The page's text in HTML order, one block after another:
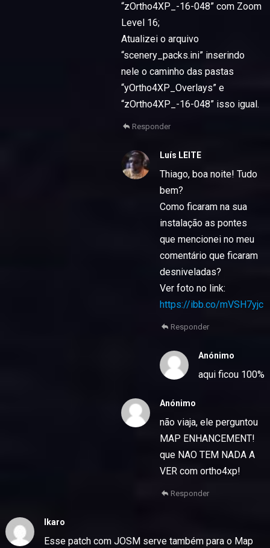
“zOrtho4XP_-16-048” com Zoom
Level 16;
Atualizei o arquivo
“scenery_packs.ini” inserindo
nele o caminho das pastas
“yOrtho4XP_Overlays” e
“zOrtho4XP_-16-048” isso igual.
Responder
Luís LEITE
Thiago, boa noite! Tudo
bem?
Como ficaram na sua
instalação as pontes
que mencionei no meu
comentário que ficaram
desniveladas?
Ver foto no link:
https://ibb.co/mVSH7yjc
Responder
Anónimo
aqui ficou 100%
Anónimo
não viaja, ele perguntou
MAP ENHANCEMENT!
que NAO TEM NADA A
VER com ortho4xp!
Responder
Ikaro
Esse patch com JOSM serve também para o Map